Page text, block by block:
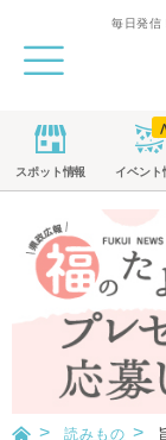
毎日発信
スポット情報 イベント
読みもの